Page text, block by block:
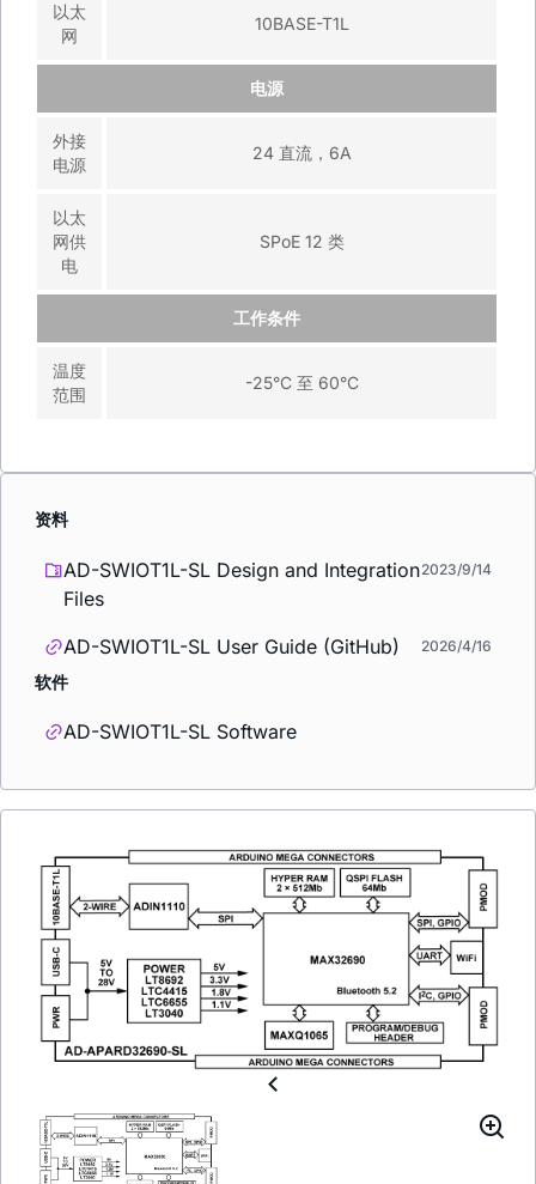
以太
网
10BASE-T1L
电源
外接
电源
24 直流，6A
以太
网供
电
SPoE 12 类
工作条件
温度
范围
-25°C 至 60°C
资料
AD-SWIOT1L-SL Design and Integration
Files
2023/9/14
AD-SWIOT1L-SL User Guide (GitHub) 2026/4/16
软件
AD-SWIOT1L-SL Software